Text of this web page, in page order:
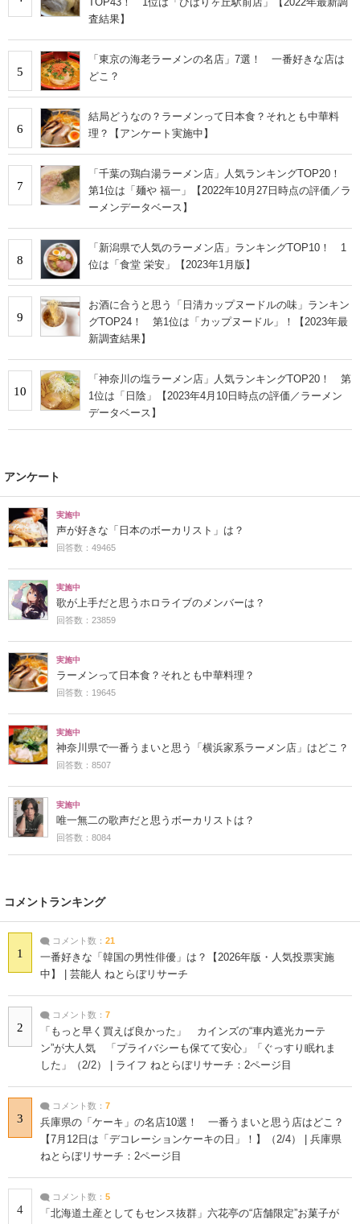
査結果】
5
「東京の海老ラーメンの名店」7選！ 一番好きな店は
どこ？
6
結局どうなの？ラーメンって日本食？それとも中華料
理？【アンケート実施中】
7
「千葉の鶏白湯ラーメン店」人気ランキングTOP20！
第1位は「麺や 福一」【2022年10月27日時点の評価／ラ
ーメンデータベース】
8
「新潟県で人気のラーメン店」ランキングTOP10！ 1
位は「食堂 栄安」【2023年1月版】
9
お酒に合うと思う「日清カップヌードルの味」ランキン
グTOP24！ 第1位は「カップヌードル」！【2023年最
新調査結果】
10
「神奈川の塩ラーメン店」人気ランキングTOP20！ 第
1位は「日陰」【2023年4月10日時点の評価／ラーメン
データベース】
アンケート
実施中
声が好きな「日本のボーカリスト」は？
回答数：49465
実施中
歌が上手だと思うホロライブのメンバーは？
回答数：23859
実施中
ラーメンって日本食？それとも中華料理？
回答数：19645
実施中
神奈川県で一番うまいと思う「横浜家系ラーメン店」はどこ？
回答数：8507
実施中
唯一無二の歌声だと思うボーカリストは？
回答数：8084
コメントランキング
1
コメント数： 21
一番好きな「韓国の男性俳優」は？【2026年版・人気投票実施
中】 | 芸能人 ねとらぼリサーチ
2
コメント数： 7
「もっと早く買えば良かった」 カインズの“車内遮光カーテ
ン”が大人気 「プライバシーも保てて安心」「ぐっすり眠れま
した」（2/2） | ライフ ねとらぼリサーチ：2ページ目
3
コメント数： 7
兵庫県の「ケーキ」の名店10選！ 一番うまいと思う店はどこ？
【7月12日は「デコレーションケーキの日」！】（2/4） | 兵庫県
ねとらぼリサーチ：2ページ目
4
コメント数： 5
「北海道土産としてもセンス抜群」六花亭の“店舗限定”お菓子が